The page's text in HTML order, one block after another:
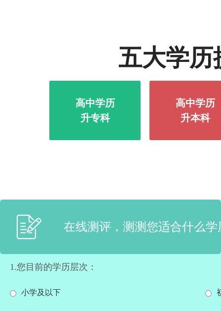
五大学历
高中学历
升专科
高中学历
升本科
在线测评，测测您适合什么
1.您目前的学历层次：
小学及以下